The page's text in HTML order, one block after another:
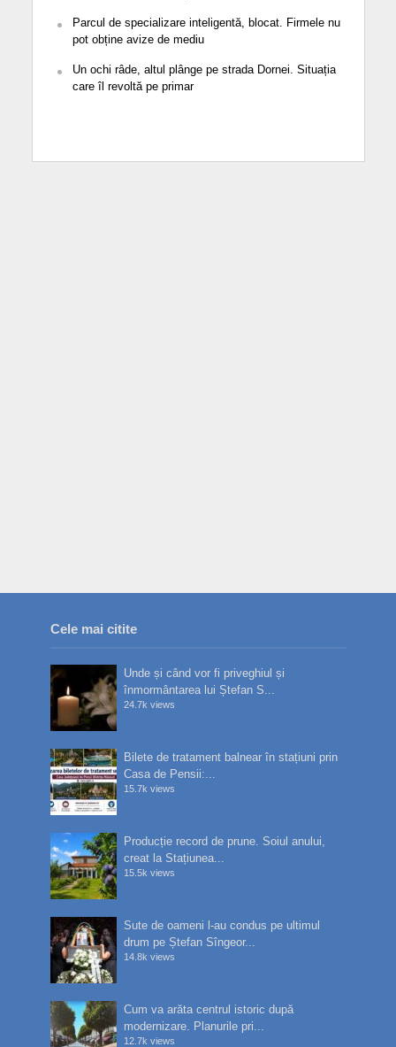
Parcul de specializare inteligentă, blocat. Firmele nu
pot obține avize de mediu
Un ochi râde, altul plânge pe strada Dornei. Situația
care îl revoltă pe primar
Cele mai citite
Unde și când vor fi priveghiul și
înmormântarea lui Ștefan S...
24.7k views
Bilete de tratament balnear în stațiuni prin
Casa de Pensii:...
15.7k views
Producție record de prune. Soiul anului,
creat la Stațiunea...
15.5k views
Sute de oameni l-au condus pe ultimul
drum pe Ștefan Sîngeor...
14.8k views
Cum va arăta centrul istoric după
modernizare. Planurile pri...
12.7k views